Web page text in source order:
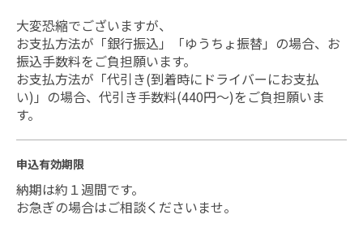
大変恐縮でございますが、
お支払方法が「銀行振込」「ゆうちょ振替」の場合、お
振込手数料をご負担願います。
お支払方法が「代引き(到着時にドライバーにお支払
い)」の場合、代引き手数料(440円～)をご負担願いま
す。
申込有効期限
納期は約１週間です。
お急ぎの場合はご相談くださいませ。